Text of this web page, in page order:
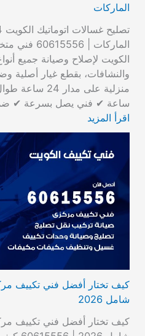
الماركات
الماركات |
الكويت لإصلاح وصيانة جميع
والنشافات، بقطع غيار أصلية
ساعة ✔ فني يصل بسرعة ✔
اقرأ المزيد
كيف تختار أفضل فني تكييف
شامل 2026
كيف تختار أفضل فني تكييف